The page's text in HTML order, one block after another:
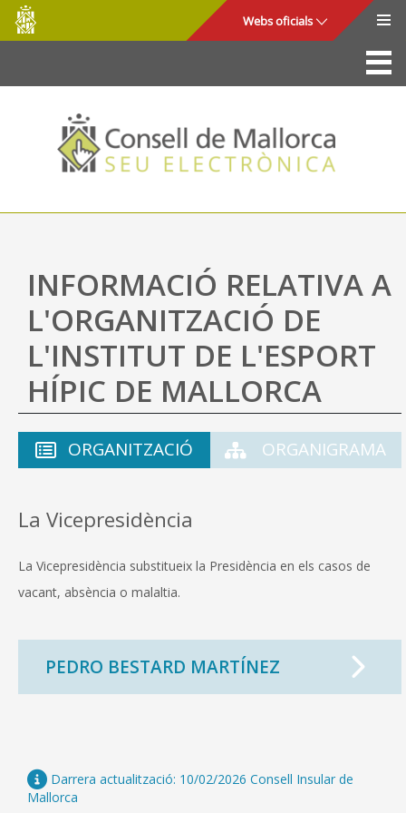
Salta al contingut principal
MALLORCA.ES
Consell
de
Mallorca
Webs oficials
La Seu
Consell de Mallorca
Accés i seguretat
Utilitats
Mapa web
Ajuda
INFORMACIÓ RELATIVA A
L'ORGANITZACIÓ DE
L'INSTITUT DE L'ESPORT
HÍPIC DE MALLORCA
ORGANITZACIÓ ORGANIGRAMA
La Vicepresidència
La Vicepresidència substitueix la Presidència en els casos de
vacant, absència o malaltia.
PEDRO BESTARD MARTÍNEZ
Darrera actualització: 10/02/2026 Consell Insular de
Mallorca